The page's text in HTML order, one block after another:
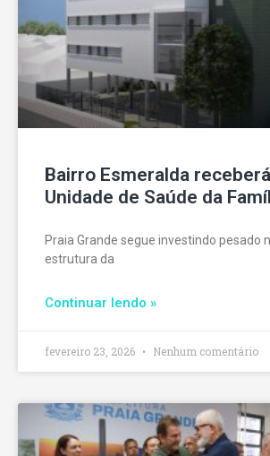
Bairro Esmeralda
Unidade de Saúde da
Praia Grande segue investindo pesado
estrutura da
Continuar lendo »
fevereiro 23, 2026 Nenhum comentário